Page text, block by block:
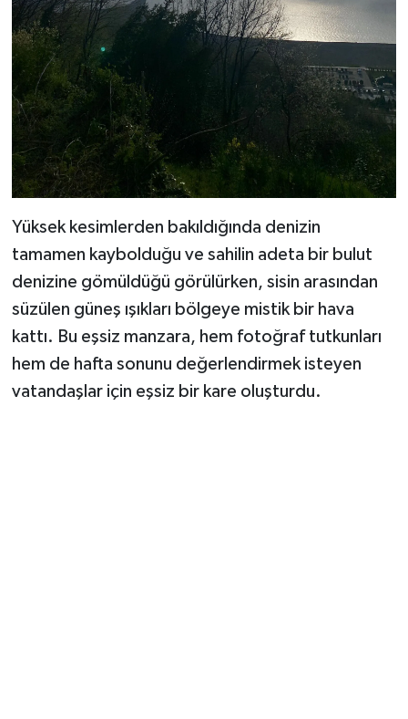
Yüksek kesimlerden bakıldığında denizin
tamamen kaybolduğu ve sahilin adeta bir bulut
denizine gömüldüğü görülürken, sisin arasından
süzülen güneş ışıkları bölgeye mistik bir hava
kattı. Bu eşsiz manzara, hem fotoğraf tutkunları
hem de hafta sonunu değerlendirmek isteyen
vatandaşlar için eşsiz bir kare oluşturdu.